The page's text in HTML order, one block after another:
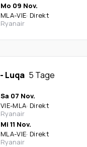
Mo 09 Nov.
MLA-VIE· Direkt
Ryanair
- Luqa 5 Tage
Sa 07 Nov.
VIE-MLA· Direkt
Ryanair
Mi 11 Nov.
MLA-VIE· Direkt
Ryanair